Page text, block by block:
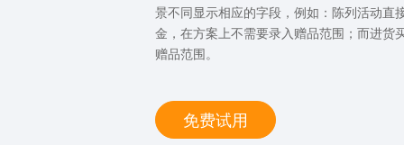
景不同显示相应的字段，例如：陈列活动直
金，在方案上不需要录入赠品范围；而进货
赠品范围。
免费试用